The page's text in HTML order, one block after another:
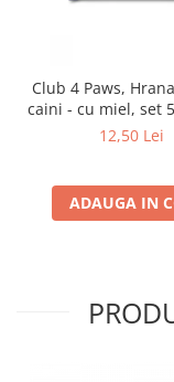
Club 4 Paws,
caini - cu miel, set
g
12,50 Lei
ADAUGA IN